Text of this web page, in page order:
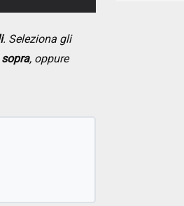
. Seleziona gli
sopra, oppure